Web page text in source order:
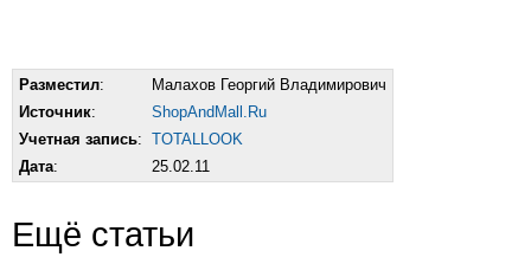
Разместил:
Малахов Георгий Владимирович
Источник:
ShopAndMall.Ru
Учетная запись: TOTALLOOK
Дата: 25.02.11
Ещё статьи